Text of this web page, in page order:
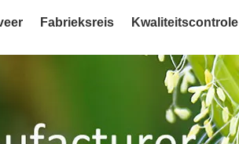
Fabrieksreis Kwaliteitscontrole